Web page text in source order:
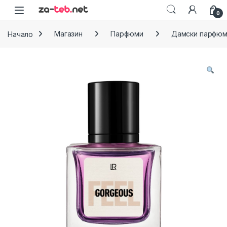
Skip to navigation
Skip to content
0
Начало Магазин Парфюми Дамски